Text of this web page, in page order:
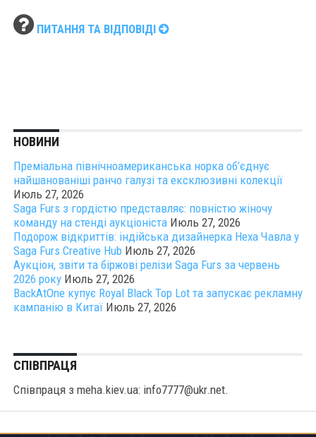
ПИТАННЯ ТА ВІДПОВІДІ
НОВИНИ
Преміальна північноамериканська норка об’єднує
найшанованіші ранчо галузі та ексклюзивні колекції
Июль 27, 2026
Saga Furs з гордістю представляє: повністю жіночу
команду на стенді аукціоніста Июль 27, 2026
Подорож відкриттів: індійська дизайнерка Неха Чавла у
Saga Furs Creative Hub Июль 27, 2026
Аукціон, звіти та біржові релізи Saga Furs за червень
2026 року Июль 27, 2026
BackAtOne купує Royal Black Top Lot та запускає рекламну
кампанію в Китаї Июль 27, 2026
СПІВПРАЦЯ
Співпраця з meha.kiev.ua: info7777@ukr.net.